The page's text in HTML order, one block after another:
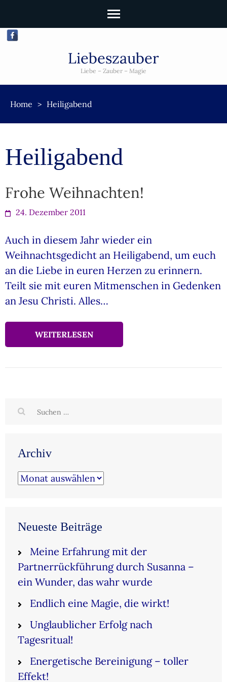
Liebeszauber
Liebe – Zauber – Magie
Home > Heiligabend
Heiligabend
Frohe Weihnachten!
24. Dezember 2011
Auch in diesem Jahr wieder ein
Weihnachtsgedicht an Heiligabend, um euch
an die Liebe in euren Herzen zu erinnern.
Teilt sie mit euren Mitmenschen in Gedenken
an Jesu Christi. Alles…
WEITERLESEN
Suchen
Archiv
Archiv
Neueste Beiträge
Meine Erfahrung mit der
Partnerrückführung durch Susanna –
ein Wunder, das wahr wurde
Endlich eine Magie, die wirkt!
Unglaublicher Erfolg nach
Tagesritual!
Energetische Bereinigung – toller
Effekt!